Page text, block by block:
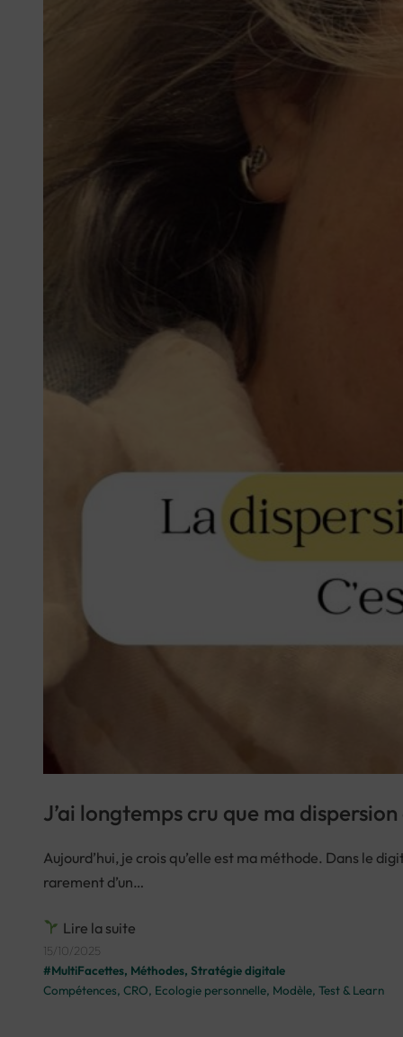
J’ai longtemps cru que ma
Aujourd’hui, je crois qu’elle est ma méthode. Dans le
rarement d’un…
Lire la suite
15/10/2025
#MultiFacettes, Méthodes, Stratégie digitale
Compétences, CRO, Ecologie personnelle, Modèle, Test & Learn